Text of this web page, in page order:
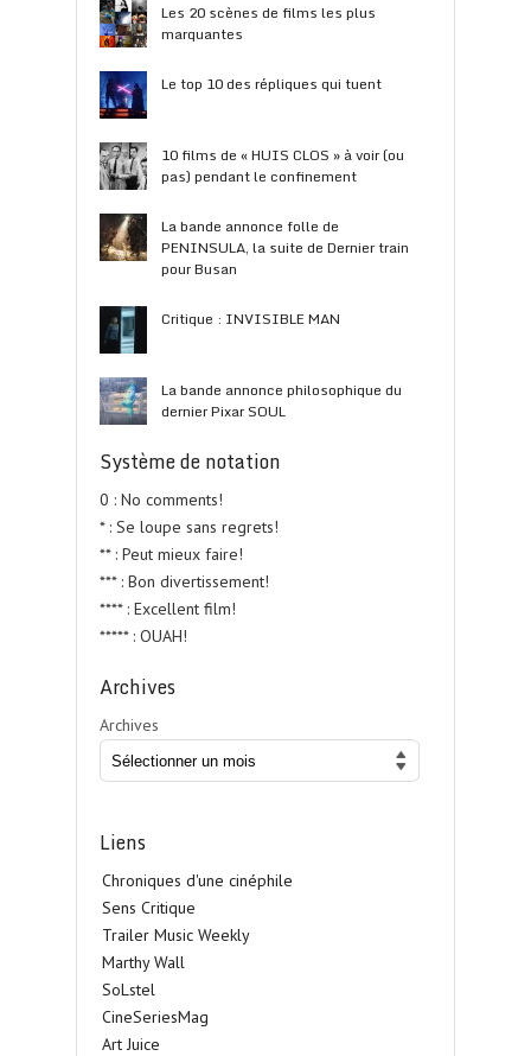
Les 20 scènes de films les plus
marquantes
Le top 10 des répliques qui tuent
10 films de « HUIS CLOS » à voir (ou
pas) pendant le confinement
La bande annonce folle de
PENINSULA, la suite de Dernier train
pour Busan
Critique : INVISIBLE MAN
La bande annonce philosophique du
dernier Pixar SOUL
Système de notation
0 : No comments!
* : Se loupe sans regrets!
** : Peut mieux faire!
*** : Bon divertissement!
**** : Excellent film!
***** : OUAH!
Archives
Archives
Liens
Chroniques d'une cinéphile
Sens Critique
Trailer Music Weekly
Marthy Wall
SoLstel
CineSeriesMag
Art Juice